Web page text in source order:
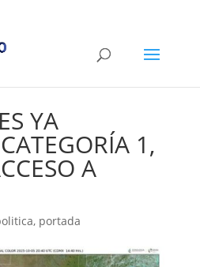
YA
1,
A
, portada